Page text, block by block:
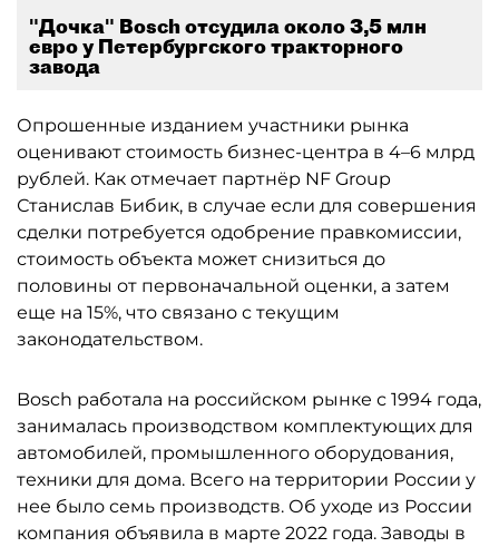
"Дочка" Bosch отсудила около 3,5 млн
евро у Петербургского тракторного
завода
Опрошенные изданием участники рынка
оценивают стоимость бизнес-центра в 4–6 млрд
рублей. Как отмечает партнёр NF Group
Станислав Бибик, в случае если для совершения
сделки потребуется одобрение правкомиссии,
стоимость объекта может снизиться до
половины от первоначальной оценки, а затем
еще на 15%, что связано с текущим
законодательством.
Bosch работала на российском рынке с 1994 года,
занималась производством комплектующих для
автомобилей, промышленного оборудования,
техники для дома. Всего на территории России у
нее было семь производств. Об уходе из России
компания объявила в марте 2022 года. Заводы в